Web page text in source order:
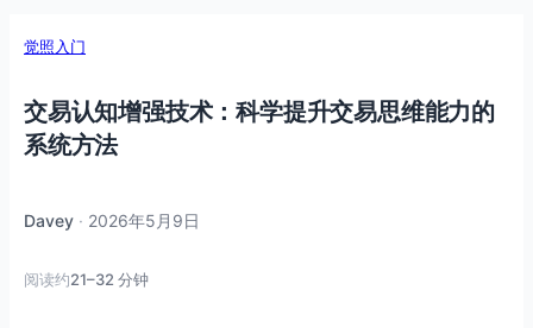
觉照入门
交易认知增强技术：科学提升交易思维能力的
系统方法
Davey · 2026年5月9日
阅读约21–32 分钟